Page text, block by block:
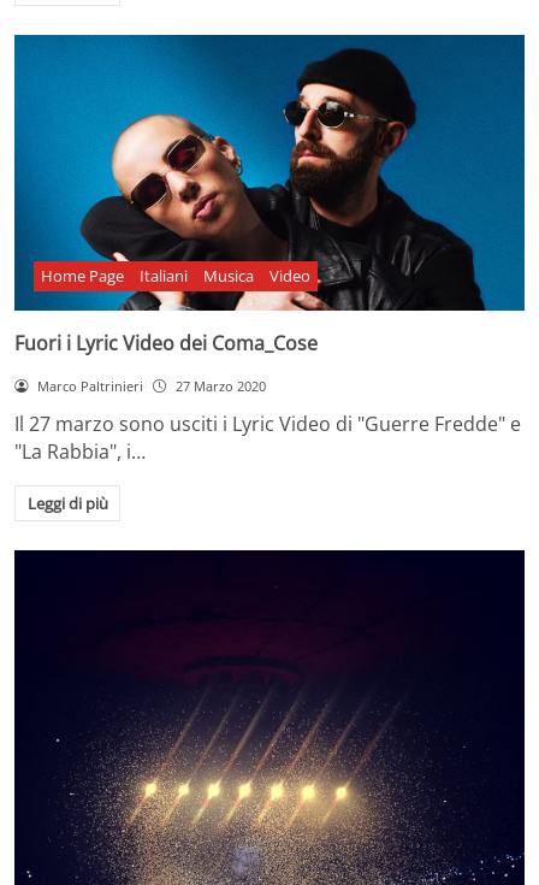
Home Page Italiani Musica Video
Fuori i Lyric Video dei Coma_Cose
Marco Paltrinieri 27 Marzo 2020
Il 27 marzo sono usciti i Lyric Video di "Guerre Fredde" e
"La Rabbia", i…
Leggi di più